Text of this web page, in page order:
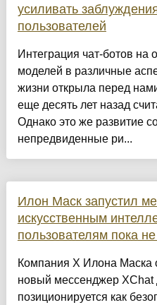
усиливать
пользователей
Интеграция чат-ботов
моделей в различные
жизни открыла перед
еще десять лет назад
Однако это же развитие
непредвиденные ри...
Илон Маск запустил
искусственным
пользователям пока
Компания X Илона Маска
новый мессенджер
позиционируется как